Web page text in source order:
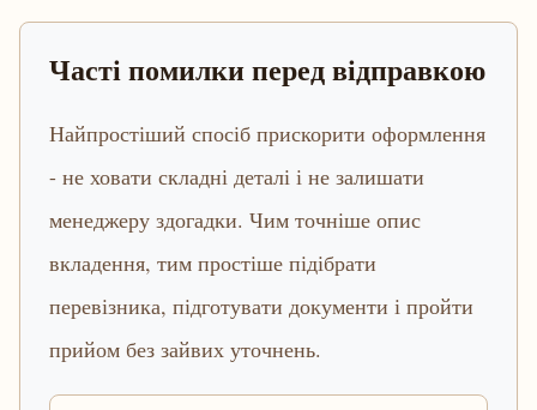
Часті помилки перед відправкою
Найпростіший спосіб прискорити оформлення
- не ховати складні деталі і не залишати
менеджеру здогадки. Чим точніше опис
вкладення, тим простіше підібрати
перевізника, підготувати документи і пройти
прийом без зайвих уточнень.